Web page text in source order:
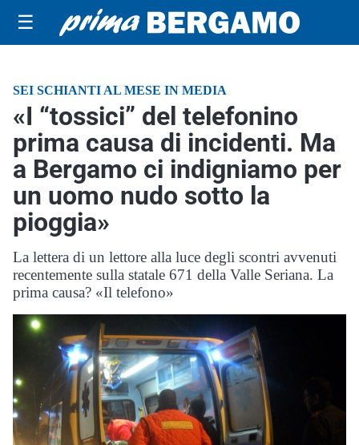
☰
SEI SCHIANTI AL MESE IN MEDIA
«I “tossici” del telefonino
prima causa di incidenti. Ma
a Bergamo ci indigniamo per
un uomo nudo sotto la
pioggia»
La lettera di un lettore alla luce degli scontri avvenuti
recentemente sulla statale 671 della Valle Seriana. La
prima causa? «Il telefono»